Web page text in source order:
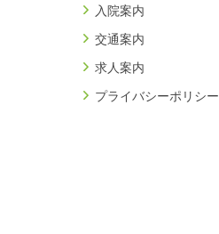
入院案内
交通案内
求人案内
プライバシーポリシー